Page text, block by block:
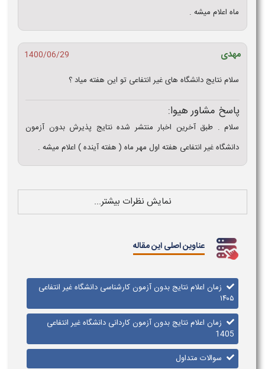
ماه اعلام میشه .
مهدی
1400/06/29
سلام نتایج دانشگاه های غیر انتفاعی تو این هفته میاد ؟
پاسخ مشاور هیوا:
سلام . طبق آخرین اخبار منتشر شده نتایج پذیرش بدون آزمون
دانشگاه غیر انتفاعی هفته اول مهر ماه ( هفته آینده ) اعلام میشه .
نمایش نظرات بیشتر...
عناوین اصلی این مقاله
زمان اعلام نتایج بدون آزمون کارشناسی دانشگاه غیر انتفاعی
۱۴۰۵​
زمان اعلام نتایج بدون آزمون کاردانی دانشگاه غیر انتفاعی
1405
سوالات متداول